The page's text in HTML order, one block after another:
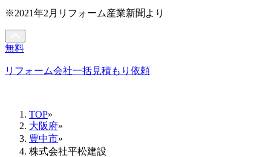
※2021年2月リフォーム産業新聞より
無料
リフォーム会社一括見積もり依頼
TOP»
大阪府»
豊中市»
株式会社平松建設